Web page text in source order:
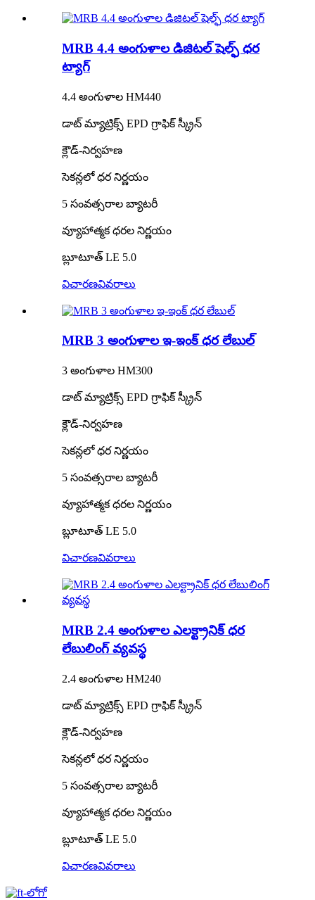
MRB 4.4 అంగుళాల డిజిటల్ షెల్ఫ్ ధర
ట్యాగ్
4.4 అంగుళాల HM440
డాట్ మ్యాట్రిక్స్ EPD గ్రాఫిక్ స్క్రీన్
క్లౌడ్-నిర్వహణ
సెకన్లలో ధర నిర్ణయం
5 సంవత్సరాల బ్యాటరీ
వ్యూహాత్మక ధరల నిర్ణయం
బ్లూటూత్ LE 5.0
విచారణవివరాలు
MRB 3 అంగుళాల ఇ-ఇంక్ ధర లేబుల్
3 అంగుళాల HM300
డాట్ మ్యాట్రిక్స్ EPD గ్రాఫిక్ స్క్రీన్
క్లౌడ్-నిర్వహణ
సెకన్లలో ధర నిర్ణయం
5 సంవత్సరాల బ్యాటరీ
వ్యూహాత్మక ధరల నిర్ణయం
బ్లూటూత్ LE 5.0
విచారణవివరాలు
MRB 2.4 అంగుళాల ఎలక్ట్రానిక్ ధర
లేబులింగ్ వ్యవస్థ
2.4 అంగుళాల HM240
డాట్ మ్యాట్రిక్స్ EPD గ్రాఫిక్ స్క్రీన్
క్లౌడ్-నిర్వహణ
సెకన్లలో ధర నిర్ణయం
5 సంవత్సరాల బ్యాటరీ
వ్యూహాత్మక ధరల నిర్ణయం
బ్లూటూత్ LE 5.0
విచారణవివరాలు